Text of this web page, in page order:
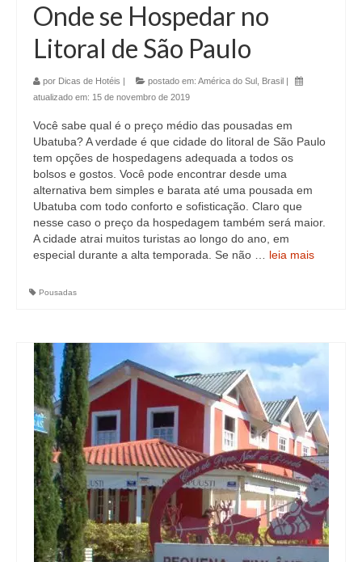
Onde se Hospedar no
Litoral de São Paulo
por Dicas de Hotéis | postado em: América do Sul Brasil |
atualizado em: 15 de novembro de 2019
Você sabe qual é o preço médio das pousadas em
Ubatuba? A verdade é que cidade do litoral de São Paulo
tem opções de hospedagens adequada a todos os
bolsos e gostos. Você pode encontrar desde uma
alternativa bem simples e barata até uma pousada em
Ubatuba com todo conforto e sofisticação. Claro que
nesse caso o preço da hospedagem também será maior.
A cidade atrai muitos turistas ao longo do ano, em
especial durante a alta temporada. Se não … leia mais
Pousadas